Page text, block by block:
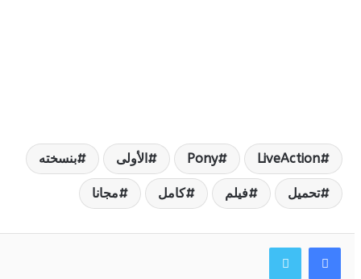
Pony الأولى بنسخته
فيلم كامل مجانا